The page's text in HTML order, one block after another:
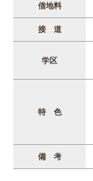
借地料
接 道
学区
特 色
備 考